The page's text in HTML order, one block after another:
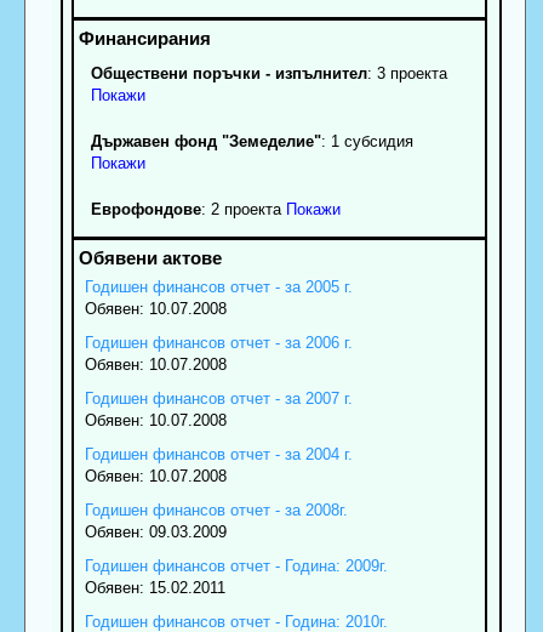
Обществени поръчки - изпълнител: 3 проекта
Покажи
Държавен фонд "Земеделие": 1 субсидия
Покажи
Еврофондове: 2 проекта Покажи
Годишен финансов отчет - за 2005 г.
Обявен: 10.07.2008
Годишен финансов отчет - за 2006 г.
Обявен: 10.07.2008
Годишен финансов отчет - за 2007 г.
Обявен: 10.07.2008
Годишен финансов отчет - за 2004 г.
Обявен: 10.07.2008
Годишен финансов отчет - за 2008г.
Обявен: 09.03.2009
Годишен финансов отчет - Година: 2009г.
Обявен: 15.02.2011
Годишен финансов отчет - Година: 2010г.